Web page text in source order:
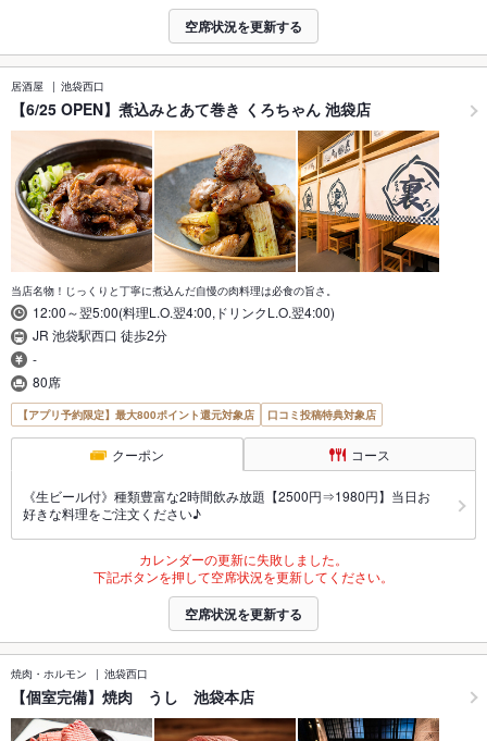
空席状況を更新する
居酒屋 池袋西口
【6/25 OPEN】煮込みとあて巻き くろちゃん 池袋店
当店名物！じっくりと丁寧に煮込んだ自慢の肉料理は必食の旨さ。
12:00～翌5:00(料理L.O.翌4:00,ドリンクL.O.翌4:00)
JR 池袋駅西口 徒歩2分
-
80席
【アプリ予約限定】最大800ポイント還元対象店 口コミ投稿特典対象店
クーポン コース
《生ビール付》種類豊富な2時間飲み放題【2500円⇒1980円】当日お
好きな料理をご注文ください♪
カレンダーの更新に失敗しました。
下記ボタンを押して空席状況を更新してください。
空席状況を更新する
焼肉・ホルモン 池袋西口
【個室完備】焼肉 うし 池袋本店